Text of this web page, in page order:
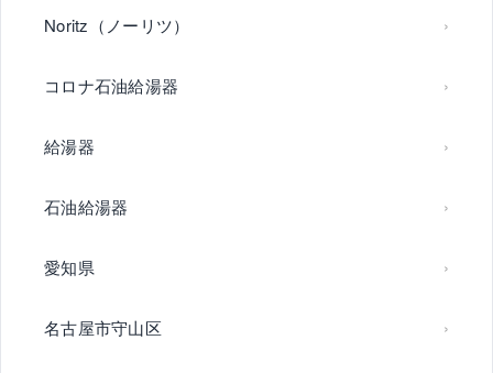
Noritz（ノーリツ）
コロナ石油給湯器
給湯器
石油給湯器
愛知県
名古屋市守山区